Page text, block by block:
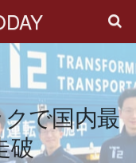
で国内最
破